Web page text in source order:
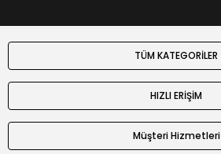
TÜM KATEGORİLER
HIZLI ERİŞİM
Müşteri Hizmetleri